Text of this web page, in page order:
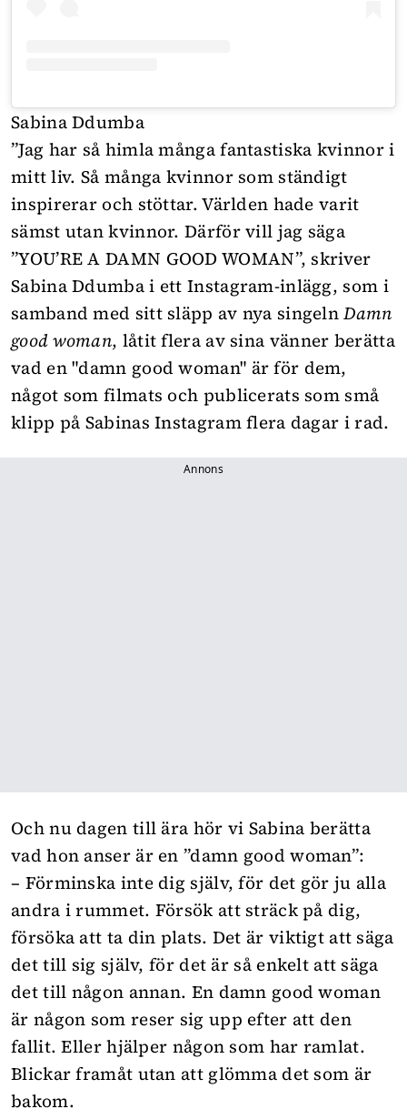
Sabina Ddumba
”Jag har så himla många fantastiska kvinnor i
mitt liv. Så många kvinnor som ständigt
inspirerar och stöttar. Världen hade varit
sämst utan kvinnor. Därför vill jag säga
”YOU’RE A DAMN GOOD WOMAN”, skriver
Sabina Ddumba i ett Instagram-inlägg, som i
samband med sitt släpp av nya singelnDamn
good woman, låtit flera av sina vänner berätta
vad en "damn good woman" är för dem,
något som filmats och publicerats som små
klipp på Sabinas Instagram flera dagar i rad.
Annons
Och nu dagen till ära hör vi Sabina berätta
vad hon anser är en ”damn good woman”:
– Förminska inte dig själv, för det gör ju alla
andra i rummet. Försök att sträck på dig,
försöka att ta din plats. Det är viktigt att säga
det till sig själv, för det är så enkelt att säga
det till någon annan. En damn good woman
är någon som reser sig upp efter att den
fallit. Eller hjälper någon som har ramlat.
Blickar framåt utan att glömma det som är
bakom.